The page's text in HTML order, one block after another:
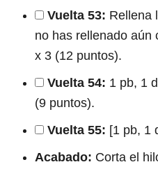
Vuelta 53: Rellena
no has rellenado aún
x 3 (12 puntos).
Vuelta 54: 1 pb, 1
(9 puntos).
Vuelta 55: [1 pb, 1
Acabado: Corta el